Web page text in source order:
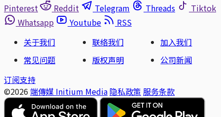
Pinterest
Reddit Telegram Threads
Tiktok
Whatsapp
Youtube
RSS
关于我们
联络我们
加入我们
常见问题
版权声明
公司新闻
订阅支持
©2026 端傳媒 Initium Media 隐私政策 服务条款